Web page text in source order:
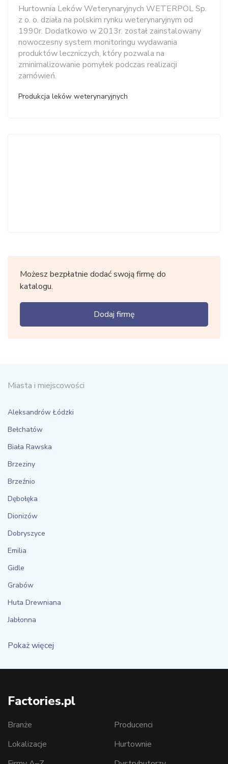
Hurtownia Leków Weterynaryjnych WETERPOL Sp.
z o. o. działa na polskim rynku weterynaryjnym od
1990r. Dodatkowo w 2013r. został zainstalowany
nowoczesny system monitoringu wydawania
produktów leczniczych, który pozwala na
zminimalizowanie pomyłek podczas realizacji
zamówień.
Produkcja leków weterynaryjnych
Możesz bezpłatnie dodać swoją firmę do
katalogu.
Dodaj firmę
Miasta i miejscowości
Aleksandrów Łódzki
Bełchatów
Biała Rawska
Brzeziny
Brzeźnio
Dębołęka
Dionizów
Dobryszyce
Emilia
Gidle
Grabów
Huta Drewniana
Jabłonna
Pokaż więcej
Factories.pl
Branże
Lokalizacje
Producenci
Hurtownie